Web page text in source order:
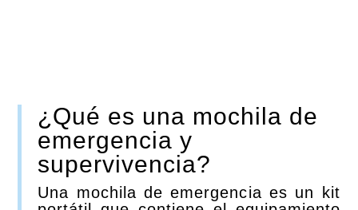
¿Qué es una mochila de
emergencia y
supervivencia?
Una mochila de emergencia es un kit